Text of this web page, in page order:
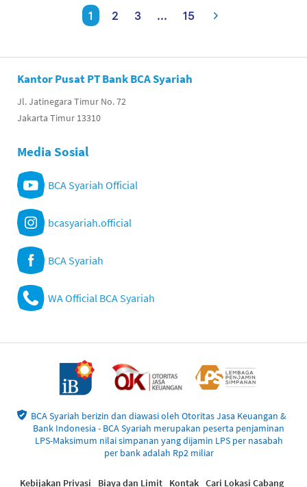
1 2 3 ... 15
Kantor Pusat PT Bank BCA Syariah
Jl. Jatinegara Timur No. 72
Jakarta Timur 13310
Media Sosial
BCA Syariah Official
bcasyariah.official
BCA Syariah
WA Official BCA Syariah
BCA Syariah berizin dan diawasi oleh Otoritas Jasa Keuangan &
Bank Indonesia - BCA Syariah merupakan peserta penjaminan
LPS-Maksimum nilai simpanan yang dijamin LPS per nasabah
per bank adalah Rp2 miliar
Kebijakan Privasi Biaya dan Limit Kontak Cari Lokasi Cabang